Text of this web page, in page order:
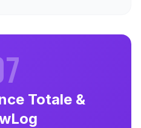
Totale &